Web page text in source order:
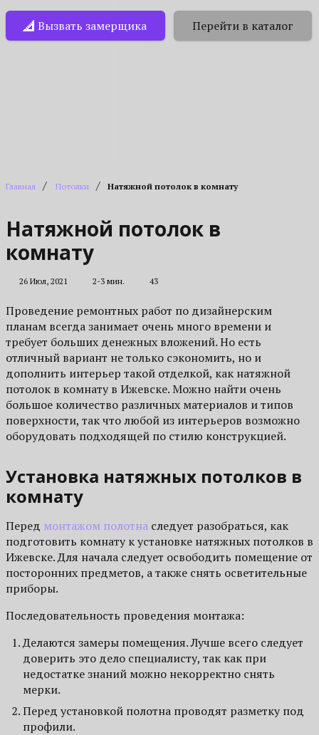
Вызвать замерщика Перейти в каталог
Главная / Потолки / Натяжной потолок в комнату
Натяжной потолок в
комнату
26 Июл, 2021 2-3 мин. 43
Проведение ремонтных работ по дизайнерским
планам всегда занимает очень много времени и
требует больших денежных вложений. Но есть
отличный вариант не только сэкономить, но и
дополнить интерьер такой отделкой, как натяжной
потолок в комнату в Ижевске. Можно найти очень
большое количество различных материалов и типов
поверхности, так что любой из интерьеров возможно
оборудовать подходящей по стилю конструкцией.
Установка натяжных потолков в
комнату
Перед монтажом полотна следует разобраться, как
подготовить комнату к установке натяжных потолков в
Ижевске. Для начала следует освободить помещение от
посторонних предметов, а также снять осветительные
приборы.
Последовательность проведения монтажа:
Делаются замеры помещения. Лучше всего следует
доверить это дело специалисту, так как при
недостатке знаний можно некорректно снять
мерки.
Перед установкой полотна проводят разметку под
профили.